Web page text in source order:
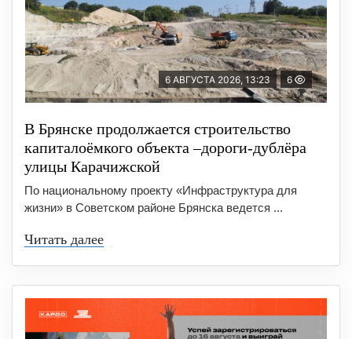
6 АВГУСТА 2026, 13:23 6
В Брянске продолжается строительство
капиталоёмкого объекта –дороги-дублёра
улицы Карачижской
По национальному проекту «Инфраструктура для
жизни» в Советском районе Брянска ведется ...
Читать далее